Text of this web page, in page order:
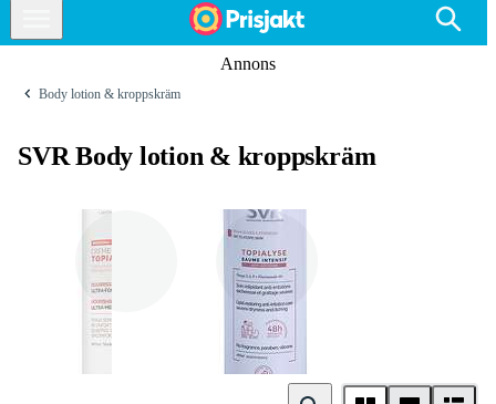
Annons
Body lotion & kroppskräm
SVR Body lotion & kroppskräm
Body cream Body lotion